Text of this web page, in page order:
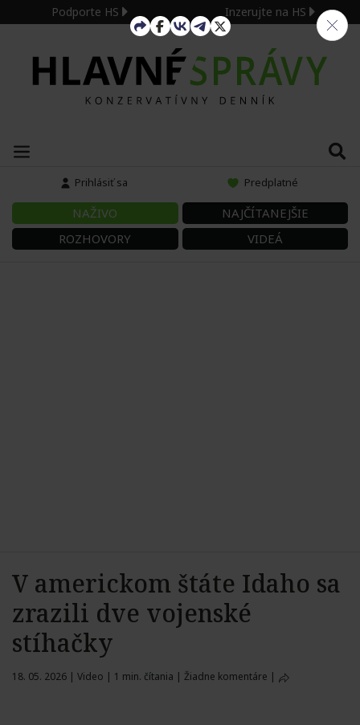
Podporte HS Inzerujte na HS
Prihlásiť sa Predplatné
NAŽIVO
NAJČÍTANEJŠIE
ROZHOVORY
VIDEÁ
V americkom štáte Idaho sa
zrazili dve vojenské
stíhačky
18. 05. 2026 | Video | 1 min. čítania | Žiadne komentáre |